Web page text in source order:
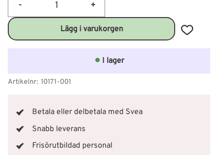
+
-
Lägg till
I lager
Artikelnr 10171-001
Betala eller delbetala med Svea
Snabb leverans
Frisörutbildad personal